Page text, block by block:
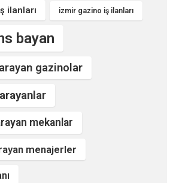
ilanları izmir gazino iş ilanları
bayan
gazinolar
mekanlar
menajerler